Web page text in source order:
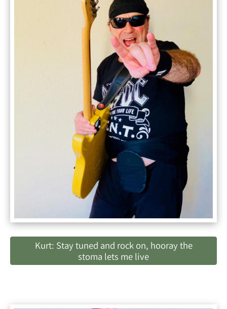
Kurt: Stay tuned and rock on, hooray the
stoma lets me live